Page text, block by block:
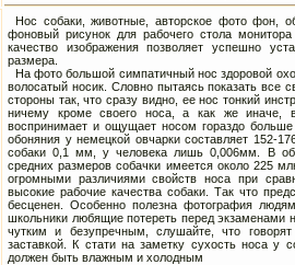
Нос собаки, животные, авторское фото фон,
фоновый рисунок для рабочего стола
качество изображения позволяет успешно
размера.
На фото большой симпатичный нос здоровой
волосатый носик. Словно пытаясь показать все
стороны так, что сразу видно, ее нос тонкий
ничему кроме своего носа, а как же иначе,
воспринимает и ощущает носом гораздо
обоняния у немецкой овчарки составляет 152-
собаки 0,1 мм, у человека лишь 0,006мм. В
средних размеров собачки имеется около 225
огромными различиями свойств носа при
высокие рабочие качества собаки. Так что
бесценен. Особенно полезна фотография
школьники любящие потереть перед
чутким и безупречным, слушайте, что
заставкой. К стати на заметку сухость носа у
должен быть влажным и холодным